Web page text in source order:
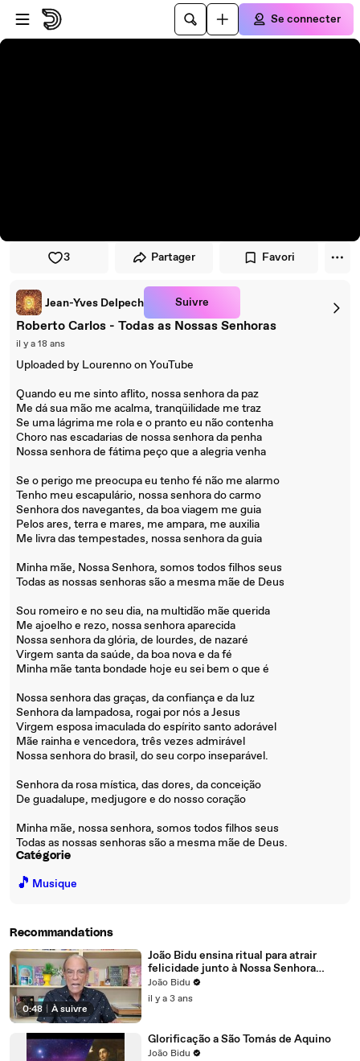
Passer au player
Passer au contenu principal
Se connecter
3 Partager Favori
Jean-Yves Delpech Suivre
Roberto Carlos - Todas as Nossas Senhoras
il y a 18 ans
Uploaded by Lourenno on YouTube
Quando eu me sinto aflito, nossa senhora da paz
Me dá sua mão me acalma, tranqüilidade me traz
Se uma lágrima me rola e o pranto eu não contenha
Choro nas escadarias de nossa senhora da penha
Nossa senhora de fátima peço que a alegria venha
Se o perigo me preocupa eu tenho fé não me alarmo
Tenho meu escapulário, nossa senhora do carmo
Senhora dos navegantes, da boa viagem me guia
Pelos ares, terra e mares, me ampara, me auxilia
Me livra das tempestades, nossa senhora da guia
Minha mãe, Nossa Senhora, somos todos filhos seus
Todas as nossas senhoras são a mesma mãe de Deus
Sou romeiro e no seu dia, na multidão mãe querida
Me ajoelho e rezo, nossa senhora aparecida
Nossa senhora da glória, de lourdes, de nazaré
Virgem santa da saúde, da boa nova e da fé
Minha mãe tanta bondade hoje eu sei bem o que é
Nossa senhora das graças, da confiança e da luz
Senhora da lampadosa, rogai por nós a Jesus
Virgem esposa imaculada do espírito santo adorável
Mãe rainha e vencedora, três vezes admirável
Nossa senhora do brasil, do seu corpo inseparável.
Senhora da rosa mística, das dores, da conceição
De guadalupe, medjugore e do nosso coração
Minha mãe, nossa senhora, somos todos filhos seus
Todas as nossas senhoras são a mesma mãe de Deus.
Catégorie
🎵 Musique
Recommandations
0:48 | À suivre
João Bidu ensina ritual para atrair
felicidade junto à Nossa Senhora
Aparecida
João Bidu
il y a 3 ans
Glorificação a São Tomás de Aquino
João Bidu